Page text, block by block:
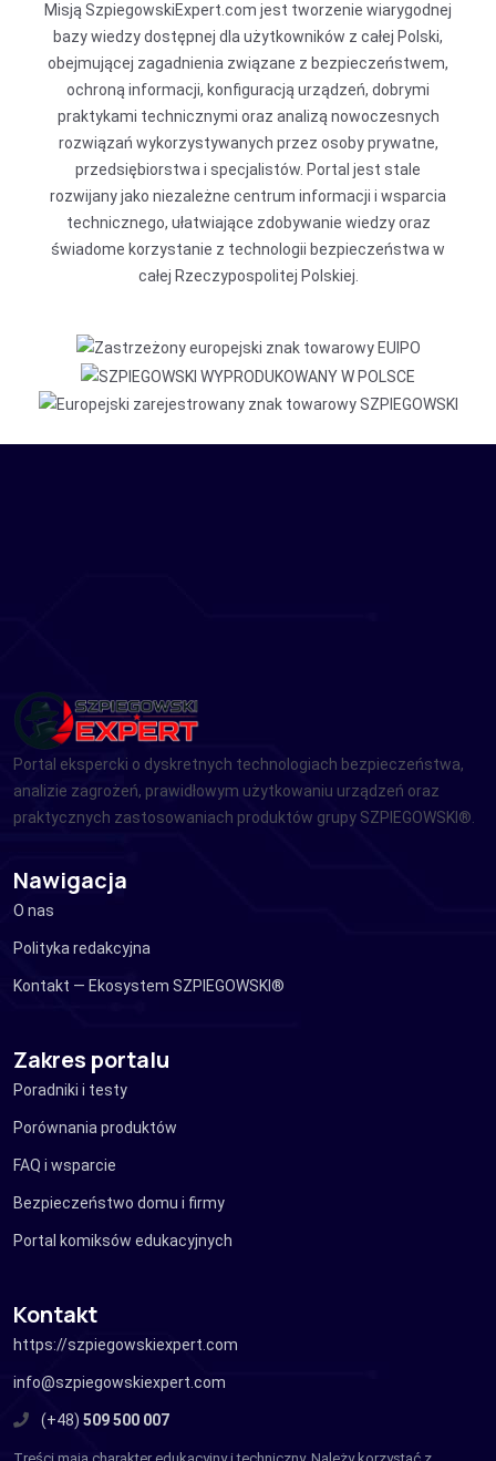
Misją SzpiegowskiExpert.com jest tworzenie wiarygodnej
bazy wiedzy dostępnej dla użytkowników z całej Polski,
obejmującej zagadnienia związane z bezpieczeństwem,
ochroną informacji, konfiguracją urządzeń, dobrymi
praktykami technicznymi oraz analizą nowoczesnych
rozwiązań wykorzystywanych przez osoby prywatne,
przedsiębiorstwa i specjalistów. Portal jest stale
rozwijany jako niezależne centrum informacji i wsparcia
technicznego, ułatwiające zdobywanie wiedzy oraz
świadome korzystanie z technologii bezpieczeństwa w
całej Rzeczypospolitej Polskiej.
Portal ekspercki o dyskretnych technologiach bezpieczeństwa,
analizie zagrożeń, prawidłowym użytkowaniu urządzeń oraz
praktycznych zastosowaniach produktów grupy SZPIEGOWSKI®.
Nawigacja
O nas
Polityka redakcyjna
Kontakt — Ekosystem SZPIEGOWSKI®
Zakres portalu
Poradniki i testy
Porównania produktów
FAQ i wsparcie
Bezpieczeństwo domu i firmy
Portal komiksów edukacyjnych
Kontakt
https://szpiegowskiexpert.com
info@szpiegowskiexpert.com
(+48) 509 500 007